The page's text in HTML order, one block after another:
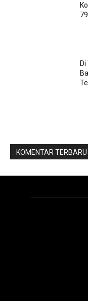
KOMENTAR TERBARU